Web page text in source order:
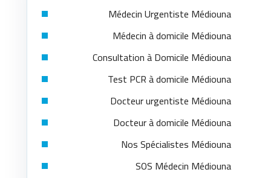
Médecin Urgentiste Médiouna
Médecin à domicile Médiouna
Consultation à Domicile Médiouna
Test PCR à domicile Médiouna
Docteur urgentiste Médiouna
Docteur à domicile Médiouna
Nos Spécialistes Médiouna
SOS Médecin Médiouna